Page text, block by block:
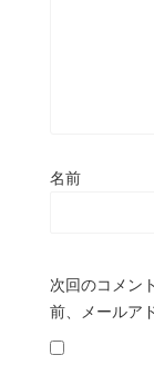
名前
次回のコメン
前、メールア